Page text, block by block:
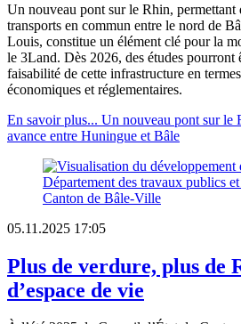
Un nouveau pont sur le Rhin, permettant
transports en commun entre le nord de
Louis, constitue un élément clé pour la
le 3Land. Dès 2026, des études pourront
faisabilité de cette infrastructure en
économiques et réglementaires.
En savoir plus... Un nouveau pont sur le
avance entre Huningue et Bâle
05.11.2025 17:05
Plus de verdure, plus de
d’espace de vie